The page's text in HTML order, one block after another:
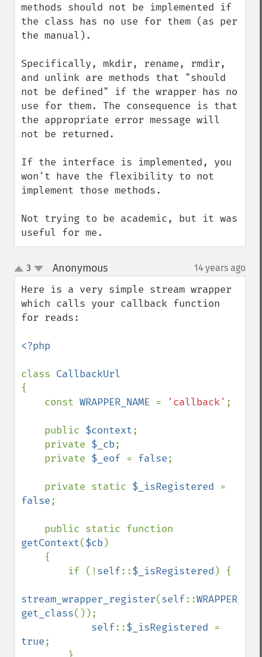
methods should not be implemented if
the class has no use for them (as per
the manual).
Specifically, mkdir, rename, rmdir,
and unlink are methods that "should
not be defined" if the wrapper has no
use for them. The consequence is that
the appropriate error message will
not be returned.
If the interface is implemented, you
won't have the flexibility to not
implement those methods.
Not trying to be academic, but it was
useful for me.
up
down
3 Anonymous¶ 14 years ago
Here is a very simple stream wrapper
which calls your callback function
for reads:
<?php
class
{
    const
WRAPPER_NAME = 'callback' ;
    public
$context;
    private
$_cb;
    private
$_eof = false;
    private static
$_isRegistered
false;
getContext($cb)
        if (!
self::$_isRegistered ) {
stream_wrapper_register(self::
get_class());
self::$_isRegistered
true;